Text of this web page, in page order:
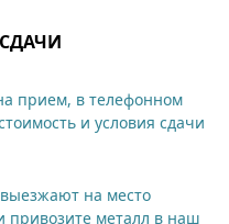
прием, в телефонном
и условия сдачи
на место
металл в наш